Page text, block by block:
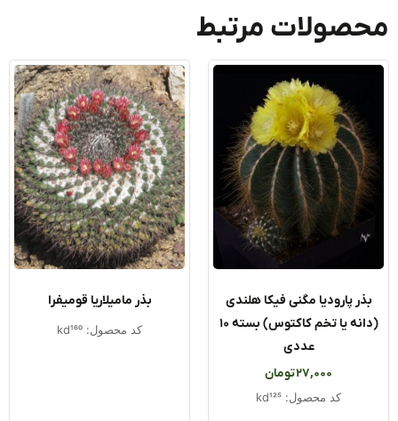
مرتبط
مگنی فیکا هلندی
(دانه یا تخم کاکتوس) بسته ۱۰
بذر مامیلاریا قومیفرا
کد محصول: kd160